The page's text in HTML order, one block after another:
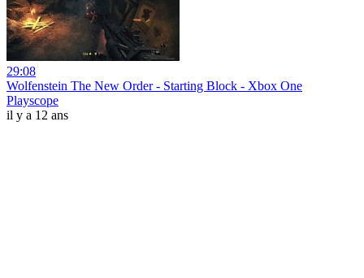
29:08
Wolfenstein The New Order - Starting Block - Xbox One
Playscope
il y a 12 ans